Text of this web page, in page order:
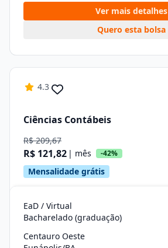
Ver mais detalhes
Quero esta bolsa
4.3
Ciências Contábeis
R$ 209,67
R$ 121,82 | mês -42%
Mensalidade grátis
EaD / Virtual
Bacharelado (graduação)
Centauro Oeste